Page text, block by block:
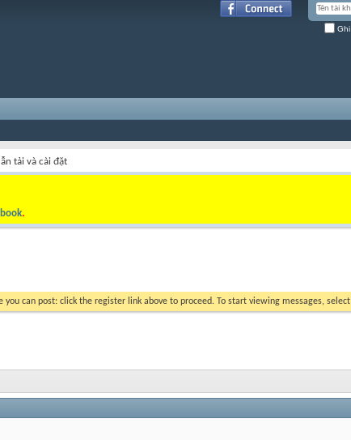
tải và cài đặt
.
you can post: click the register link above to proceed. To start viewing messages,